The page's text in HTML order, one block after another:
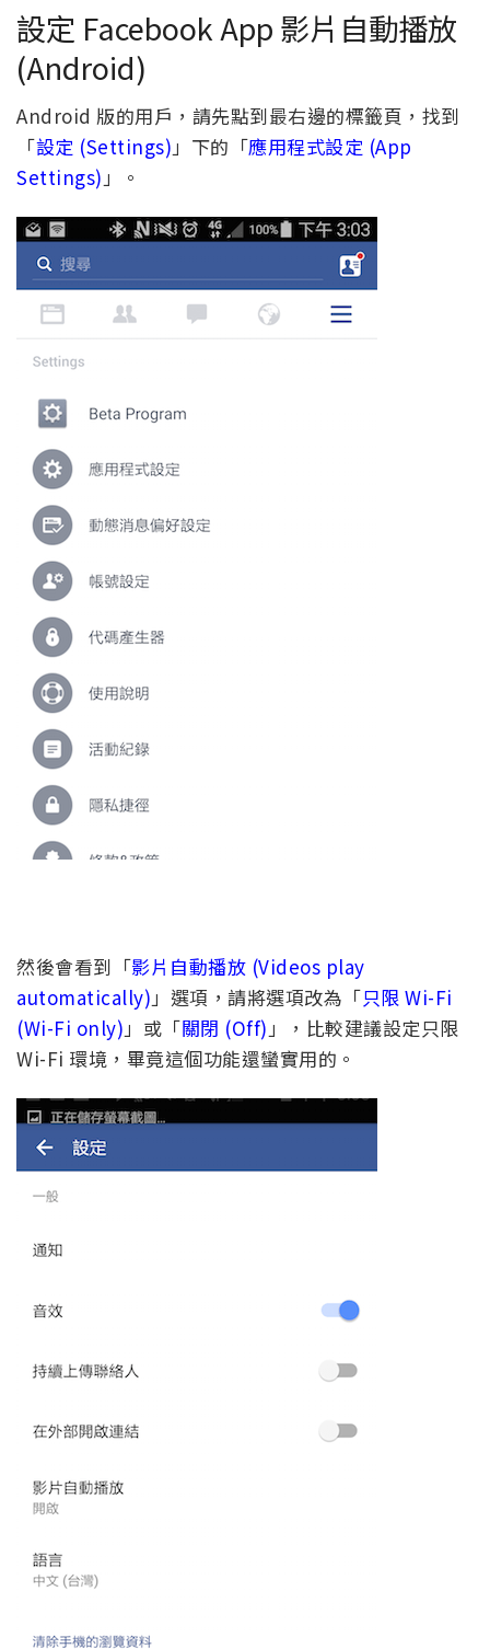
設定 Facebook App 影片自動播放
(Android)
Android 版的用戶，請先點到最右邊的標籤頁，找到
「設定 (Settings)」下的「應用程式設定 (App
Settings)」。
然後會看到「影片自動播放 (Videos play
automatically) 」選項，請將選項改為「只限 Wi-Fi
(Wi-Fi only) 」或「關閉 (Off) 」，比較建議設定只限
Wi-Fi 環境，畢竟這個功能還蠻實用的。